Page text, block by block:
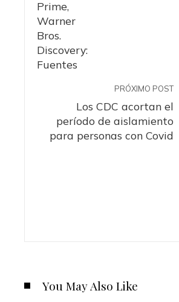
PRÓXIMO POST
Los CDC acortan el
período de aislamiento
para personas con Covid
You May Also Like